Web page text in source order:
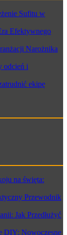
Sufitu w
Efektywnego
Narożnika
odcień i
ekipę
na święta:
Przewodnik
Jak Przedłużyć
DIY: Nowoczesne